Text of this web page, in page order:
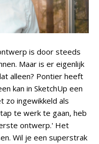
is door steeds
Maar is er eigenlijk
alleen? Pontier heeft
kan in SketchUp een
zo ingewikkeld als
te werk te gaan, heb
ontwerp.' Het
Wil je een superstrak